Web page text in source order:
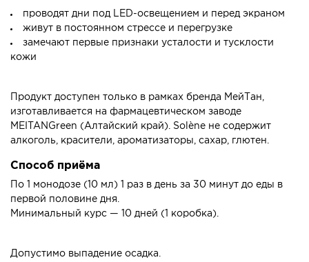
проводят дни под LED-освещением и перед экраном
живут в постоянном стрессе и перегрузке
замечают первые признаки усталости и тусклости
кожи
Продукт доступен только в рамках бренда МейТан,
изготавливается на фармацевтическом заводе
MEITANGreen (Алтайский край). Solène не содержит
алкоголь, красители, ароматизаторы, сахар, глютен.
Способ приёма
По 1 монодозе (10 мл) 1 раз в день за 30 минут до еды в
первой половине дня.
Минимальный курс — 10 дней (1 коробка).
Допустимо выпадение осадка.